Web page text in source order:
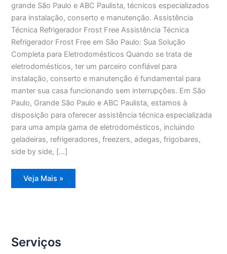
grande São Paulo e ABC Paulista, técnicos especializados
para instalação, conserto e manutenção. Assistência
Técnica Refrigerador Frost Free Assistência Técnica
Refrigerador Frost Free em São Paulo: Sua Solução
Completa para Eletrodomésticos Quando se trata de
eletrodomésticos, ter um parceiro confiável para
instalação, conserto e manutenção é fundamental para
manter sua casa funcionando sem interrupções. Em São
Paulo, Grande São Paulo e ABC Paulista, estamos à
disposição para oferecer assistência técnica especializada
para uma ampla gama de eletrodomésticos, incluindo
geladeiras, refrigeradores, freezers, adegas, frigobares,
side by side, […]
Assistência
Técnica
Veja Mais »
Serviços